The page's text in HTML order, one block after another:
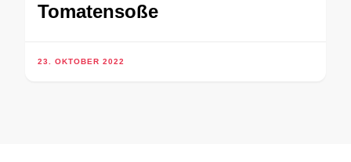
Tomatensoße
23. OKTOBER 2022